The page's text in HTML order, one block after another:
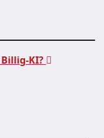
KI?